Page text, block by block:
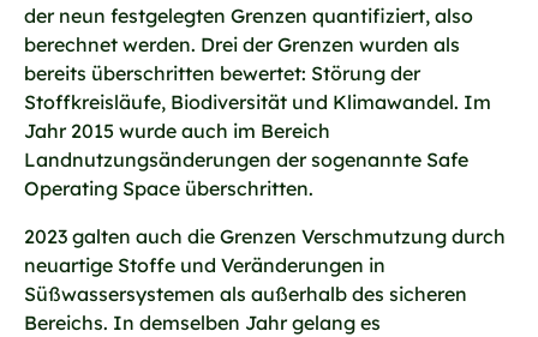
der neun festgelegten Grenzen quantifiziert, also
berechnet werden. Drei der Grenzen wurden als
bereits überschritten bewertet: Störung der
Stoffkreisläufe, Biodiversität und Klimawandel. Im
Jahr 2015 wurde auch im Bereich
Landnutzungsänderungen der sogenannte Safe
Operating Space überschritten.
2023 galten auch die Grenzen Verschmutzung durch
neuartige Stoffe und Veränderungen in
Süßwassersystemen als außerhalb des sicheren
Bereichs. In demselben Jahr gelang es